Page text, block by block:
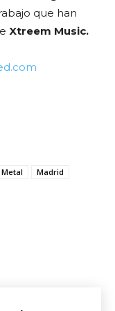
que han
Xtreem Music.
Madrid